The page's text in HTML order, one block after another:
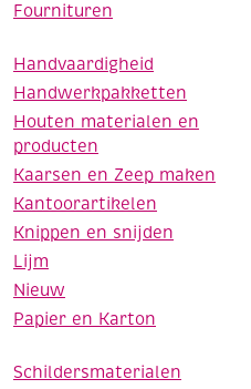
Fournituren
Handvaardigheid
Handwerkpakketten
Houten materialen en
producten
Kaarsen en Zeep maken
Kantoorartikelen
Knippen en snijden
Lijm
Nieuw
Papier en Karton
Schildersmaterialen